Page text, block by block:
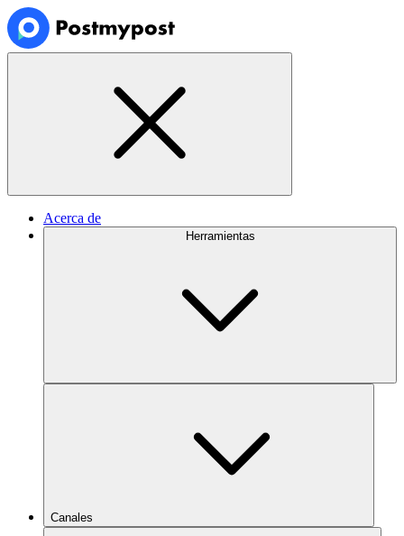
Acerca de
Herramientas
Canales